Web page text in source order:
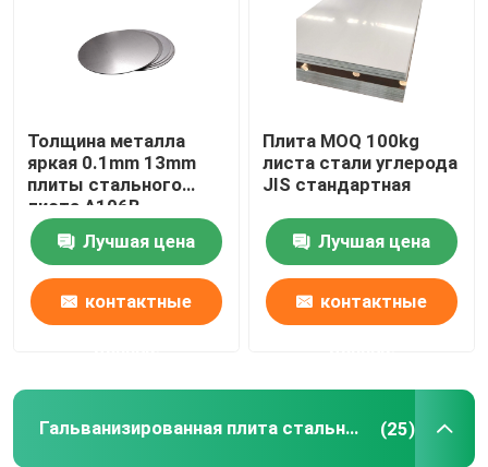
Плита стального листа углерода
Гальванизированная плита стального листа
Плита листовой меди
Алюминиевый круглый бар
алюминиевая прокладка катушки
Толщина металла
яркая 0.1mm 13mm
плиты стального
листа A106B
низкоуглеродистая
Лучшая цена
контактные
Плита MOQ 100kg
листа стали углерода
JIS стандартная
Лучшая цена
контактные
Гальванизированная плита стального листа (25)